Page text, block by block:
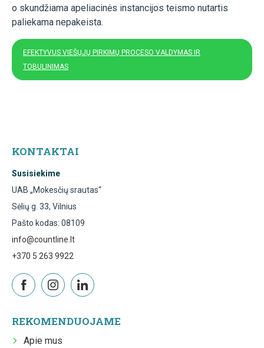
o skundžiama apeliacinės instancijos teismo nutartis
paliekama nepakeista.
EFEKTYVUS VIEŠŲJŲ PIRKIMŲ PROCESO VALDYMAS IR
TOBULINIMAS
KONTAKTAI
Susisiekime
UAB „Mokesčių srautas“
Sėlių g. 33, Vilnius
Pašto kodas: 08109
info@countline.lt
+370 5 263 9922
REKOMENDUOJAME
Apie mus